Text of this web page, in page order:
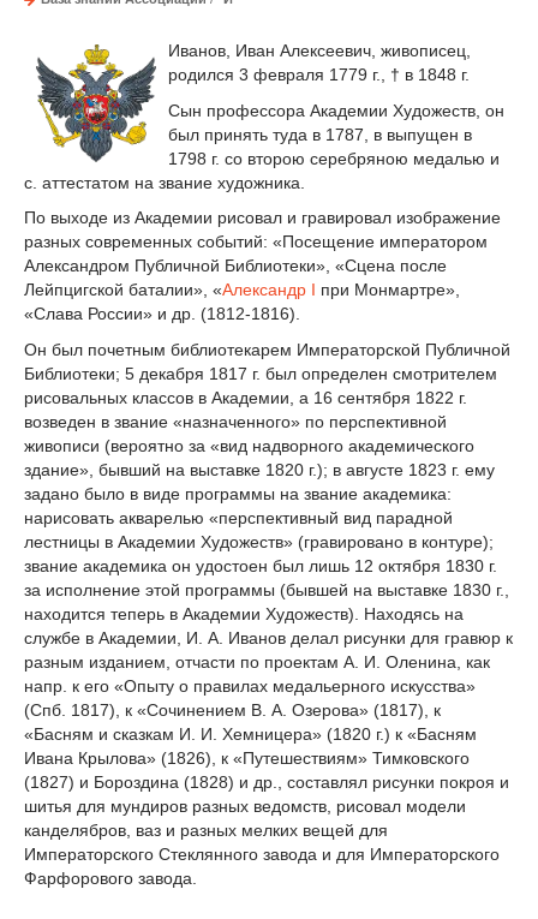
Иванов, Иван Алексеевич, живописец,
родился 3 февраля 1779 г., † в 1848 г.
Сын профессора Академии Художеств, он
был принять туда в 1787, в выпущен в
1798 г. со второю серебряною медалью и
с. аттестатом на звание художника.
По выходе из Академии рисовал и гравировал изображение
разных современных событий: «Посещение императором
Александром Публичной Библиотеки», «Сцена после
Лейпцигской баталии», «Александр I при Монмартре»,
«Слава России» и др. (1812-1816).
Он был почетным библиотекарем Императорской Публичной
Библиотеки; 5 декабря 1817 г. был определен смотрителем
рисовальных классов в Академии, а 16 сентября 1822 г.
возведен в звание «назначенного» по перспективной
живописи (вероятно за «вид надворного академического
здание», бывший на выставке 1820 г.); в августе 1823 г. ему
задано было в виде программы на звание академика:
нарисовать акварелью «перспективный вид парадной
лестницы в Академии Художеств» (гравировано в контуре);
звание академика он удостоен был лишь 12 октября 1830 г.
за исполнение этой программы (бывшей на выставке 1830 г.,
находится теперь в Академии Художеств). Находясь на
службе в Академии, И. А. Иванов делал рисунки для гравюр к
разным изданием, отчасти по проектам А. И. Оленина, как
напр. к его «Опыту о правилах медальерного искусства»
(Спб. 1817), к «Сочинением В. А. Озерова» (1817), к
«Басням и сказкам И. И. Хемницера» (1820 г.) к «Басням
Ивана Крылова» (1826), к «Путешествиям» Тимковского
(1827) и Бороздина (1828) и др., составлял рисунки покроя и
шитья для мундиров разных ведомств, рисовал модели
канделябров, ваз и разных мелких вещей для
Императорского Стеклянного завода и для Императорского
Фарфорового завода.